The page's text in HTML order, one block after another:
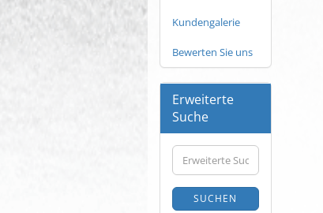
Kundengalerie
Bewerten Sie uns
Erweiterte
Suche
Erweiterte
Suche
SUCHEN